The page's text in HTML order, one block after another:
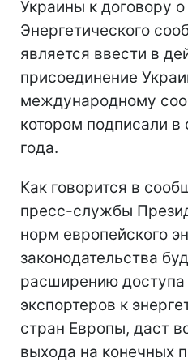
Украины к договору
Энергетического
является ввести в
присоединение
международному
котором подписали
года.
Как говорится в
пресс-службы
норм европейского
законодательства
расширению доступа
экспортеров к
стран Европы, даст
выхода на конечных